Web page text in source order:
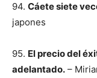
94. Cáete siete
japones
95. El precio del
adelantado. –